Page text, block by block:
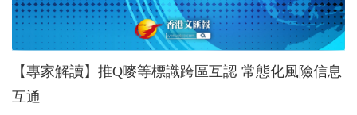
【專家解讀】推Q嘜等標識跨區互認 常態化風險信息
互通